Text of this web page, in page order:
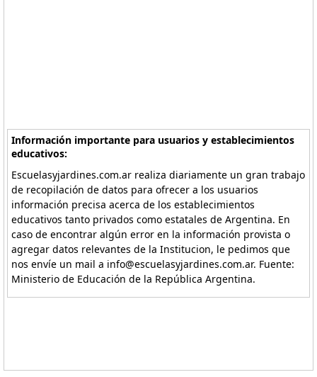
Información importante para usuarios y establecimientos
educativos:
Escuelasyjardines.com.ar realiza diariamente un gran trabajo
de recopilación de datos para ofrecer a los usuarios
información precisa acerca de los establecimientos
educativos tanto privados como estatales de Argentina. En
caso de encontrar algún error en la información provista o
agregar datos relevantes de la Institucion, le pedimos que
nos envíe un mail a info@escuelasyjardines.com.ar. Fuente:
Ministerio de Educación de la República Argentina.